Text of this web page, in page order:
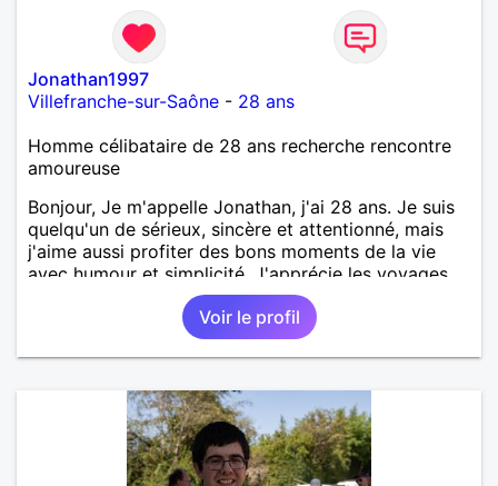
Jonathan1997
Villefranche-sur-Saône - 28 ans
Homme célibataire de 28 ans recherche rencontre
amoureuse
Bonjour, Je m'appelle Jonathan, j'ai 28 ans. Je suis
quelqu'un de sérieux, sincère et attentionné, mais
j'aime aussi profiter des bons moments de la vie
avec humour et simplicité. J'apprécie les voyages,
les découvertes, les jeux vidéo et les moments de
détente. Je suis à la recherche d'une personne
authentique avec qui partager de belles
expériences, construire une relation sérieuse basée
apprécies les conversations sincères, les fous rires
et les personnes qui savent ce qu'elles veulent,
n'hésite pas à venir discuter. Au plaisir de faire
connaissance !
Voir le profil